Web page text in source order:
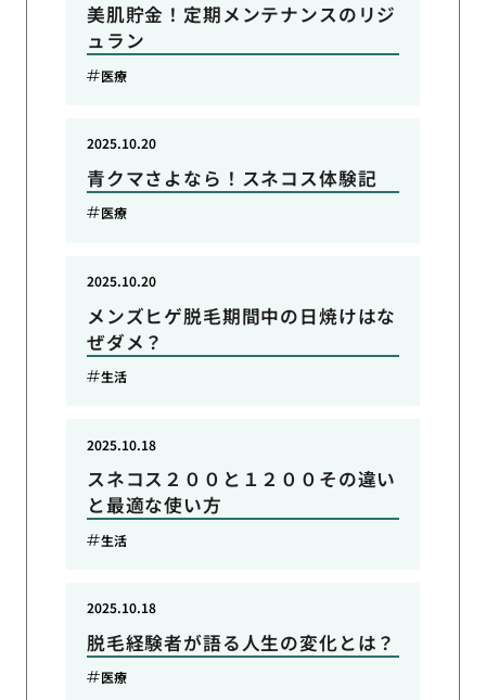
美肌貯金！定期メンテナンスのリジ
ュラン
医療
青クマさよなら！スネコス体験記
2025.10.20
医療
メンズヒゲ脱毛期間中の日焼けはな
ぜダメ？
2025.10.20
生活
スネコス２００と１２００その違い
と最適な使い方
2025.10.18
生活
脱毛経験者が語る人生の変化とは？
2025.10.18
医療